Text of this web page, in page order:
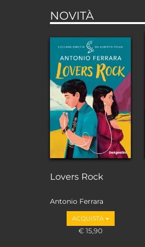
NOVITÀ
Lovers Rock
Antonio Ferrara
ACQUISTA
€ 15,90